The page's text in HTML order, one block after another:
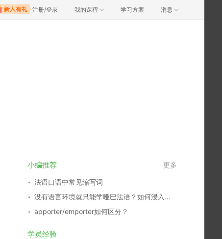
注册/登录 我的课程 学习方案 消息
小编推荐 更多
法语口语中常见缩写词
没有语言环境就只能学哑巴法语？如何浸入式学语言！
apporter/emporter如何区分？
学员经验